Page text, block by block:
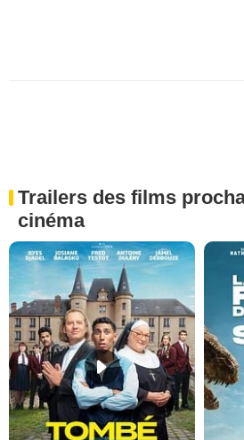
Trailers des films
cinéma